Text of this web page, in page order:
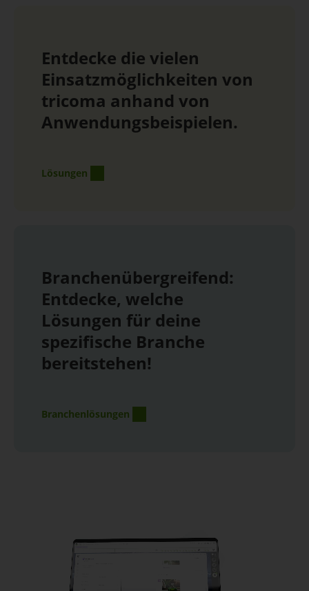
Entdecke die vielen
Einsatzmöglichkeiten von
tricoma anhand von
Anwendungsbeispielen.
Lösungen
Branchenübergreifend:
Entdecke, welche
Lösungen für deine
spezifische Branche
bereitstehen!
Branchenlösungen